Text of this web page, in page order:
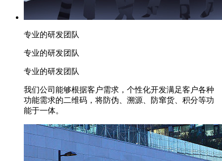
专业的研发团队
专业的研发团队
专业的研发团队
我们公司能够根据客户需求，个性化开发满足客户各种
功能需求的二维码，将防伪、溯源、防窜货、积分等功
能于一体。